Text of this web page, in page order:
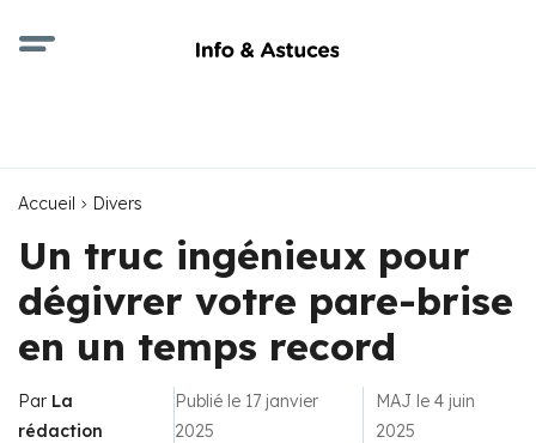
Accueil Divers
Un truc ingénieux pour
dégivrer votre pare-brise
en un temps record
Par La
rédaction
Publié le 17 janvier
2025
MAJ le 4 juin
2025